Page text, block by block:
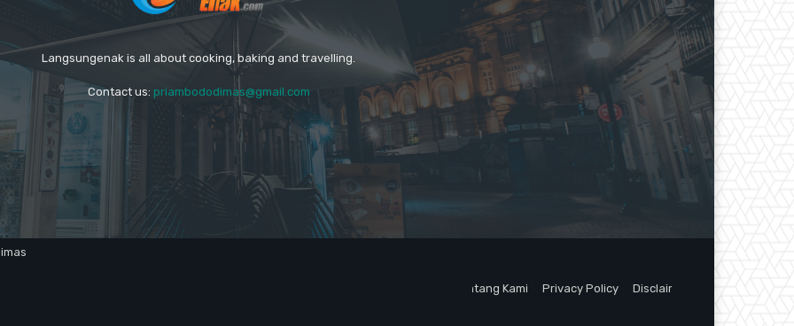
Langsungenak is all about cooking, baking and travelling.
Contact us: priambododimas@gmail.com
Tentang Kami Privacy Policy Disclaimer